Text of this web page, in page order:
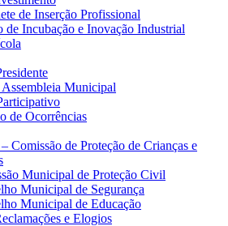
de Inserção Profissional
de Incubação e Inovação Industrial
Assembleia Municipal
de Ocorrências
Comissão de Proteção de Crianças e
Municipal de Proteção Civil
Municipal de Segurança
Municipal de Educação
e Elogios